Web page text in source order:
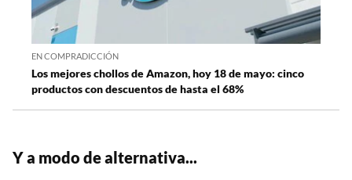
EN COMPRADICCIÓN
Los mejores chollos de Amazon, hoy 18 de mayo: cinco
productos con descuentos de hasta el 68%
Y a modo de alternativa...